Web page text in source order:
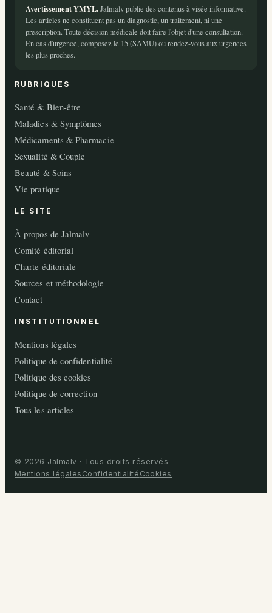
Avertissement YMYL.Jalmalv publie des contenus à visée informative.
Les articles ne constituent pas un diagnostic, un traitement, ni une
prescription. Toute décision médicale doit faire l'objet d'une consultation.
En cas d'urgence, composez le 15 (SAMU) ou rendez-vous aux urgences
les plus proches.
RUBRIQUES
Santé & Bien-être
Maladies & Symptômes
Médicaments & Pharmacie
Sexualité & Couple
Beauté & Soins
Vie pratique
LE SITE
À propos de Jalmalv
Comité éditorial
Charte éditoriale
Sources et méthodologie
Contact
INSTITUTIONNEL
Mentions légales
Politique de confidentialité
Politique des cookies
Politique de correction
Tous les articles
© 2026 Jalmalv · Tous droits réservés
Mentions légales Confidentialité Cookies